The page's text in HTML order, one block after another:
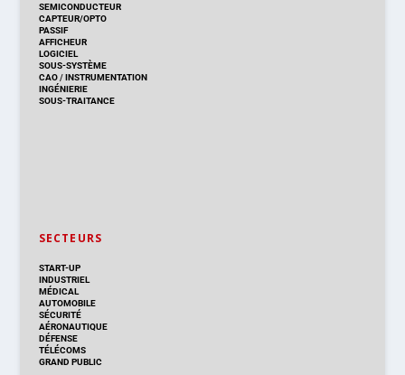
SEMICONDUCTEUR
CAPTEUR/OPTO
PASSIF
AFFICHEUR
LOGICIEL
SOUS-SYSTÈME
CAO/INSTRUMENTATION
INGÉNIERIE
SOUS-TRAITANCE
SECTEURS
START-UP
INDUSTRIEL
MÉDICAL
AUTOMOBILE
SÉCURITÉ
AÉRONAUTIQUE
DÉFENSE
TÉLÉCOMS
GRAND PUBLIC